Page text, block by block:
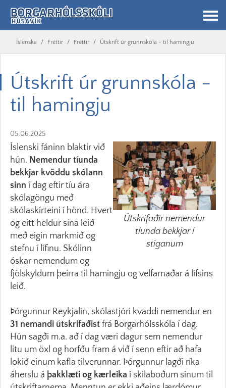
Íslenska / Fréttir / Fréttir / Útskrift úr grunnskóla - til hamingju
Útskrift úr grunnskóla -
til hamingju
05.06.2025
Útskrifaðir nemendur
tíunda bekkjar í
stiganum
Íslenski fáninn blaktir við
hún. Nemendur tíunda
bekkjar kvöddu skólann
sinn í dag eftir tíu ára
skólagöngu með
skólaskírteini í hönd. Hvert
og eitt heldur sína leið
með eigin markmið og
stefnu í lífinu. Skólinn
óskar nemendum og
fjölskyldum þeirra til hamingju og velfarnaðar á lífsins
leið.
Þórgunnur Reykjalín, skólastjóri kvaddi nemendur en
31 nemandi útskrifaðist frá Borgarhólsskóla í dag.
Hún sagði m.a. að í dag væri dagur sem nemendur
litu um öxl og horfðu fram á við í senn eftir að hafa
lokið einum kafla tilverunnar. Þórgunnur lagði ríka
áherslu á þakklæti og kærleika í skilaboðum sínum til